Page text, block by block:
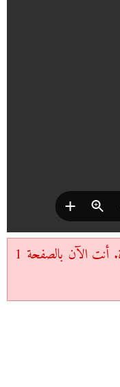
اضغط على الصفحة التالية لمتابعة القراءة. أنت الآن بالصفحة 1